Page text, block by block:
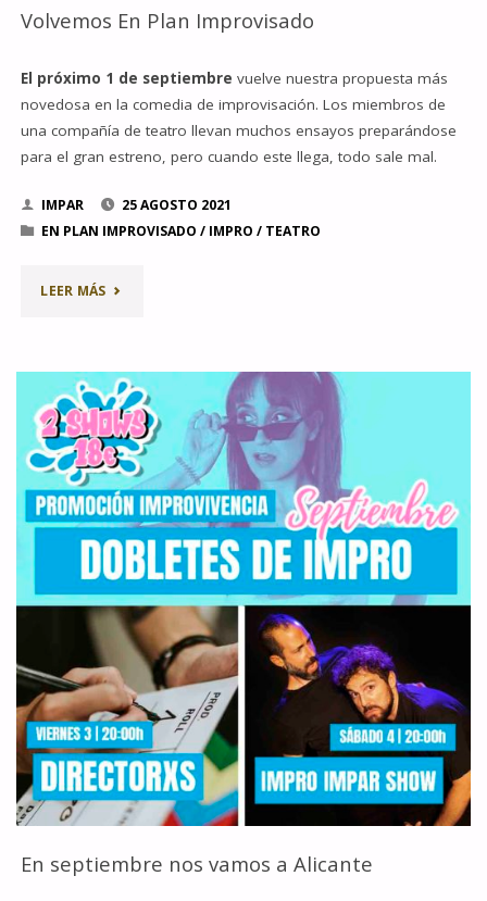
Volvemos En Plan Improvisado
El próximo 1 de septiembrevuelve nuestra propuesta más
novedosa en la comedia de improvisación. Los miembros de
una compañía de teatro llevan muchos ensayos preparándose
para el gran estreno, pero cuando este llega, todo sale mal.
IMPAR
25 AGOSTO 2021
EN PLAN IMPROVISADO / IMPRO / TEATRO
LEER MÁS"VOLVEMOS
PLAN
IMPROVISADO"
En septiembre nos vamos a Alicante